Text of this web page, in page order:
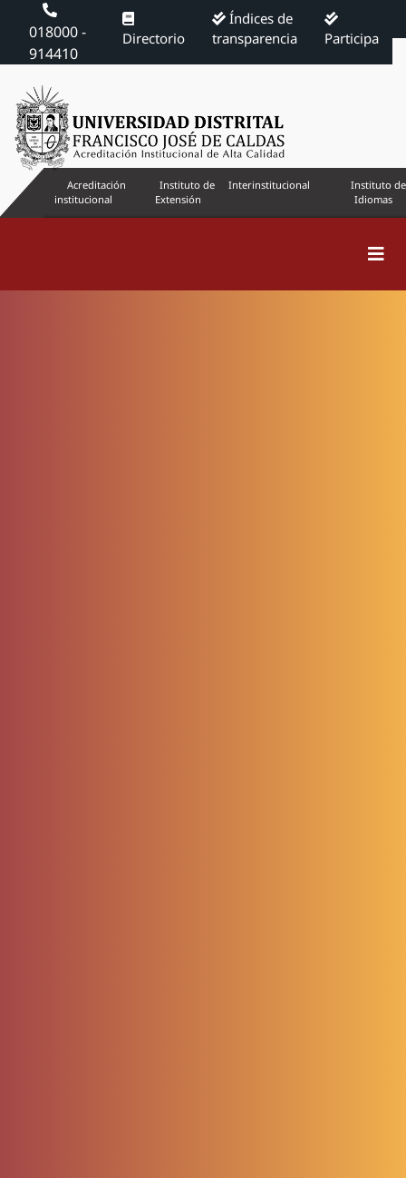
018000 -
914410
Directorio
Índices de
transparencia
Participa
Acreditación
institucional
Instituto de
Extensión
Interinstitucional
Instituto de
Idiomas